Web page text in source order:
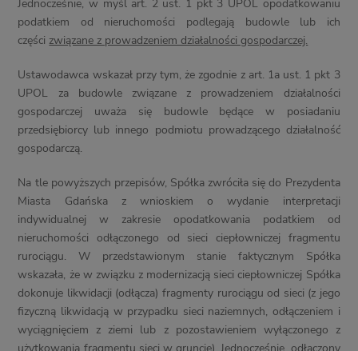
Jednocześnie, w myśl art. 2 ust. 1 pkt 3 UPOL opodatkowaniu
podatkiem od nieruchomości podlegają budowle lub ich
części związane z prowadzeniem działalności gospodarczej.
Ustawodawca wskazał przy tym, że zgodnie z art. 1a ust. 1 pkt 3
UPOL za budowle związane z prowadzeniem działalności
gospodarczej uważa się budowle będące w posiadaniu
przedsiębiorcy lub innego podmiotu prowadzącego działalność
gospodarczą.
Na tle powyższych przepisów, Spółka zwróciła się do Prezydenta
Miasta Gdańska z wnioskiem o wydanie interpretacji
indywidualnej w zakresie opodatkowania podatkiem od
nieruchomości odłączonego od sieci ciepłowniczej fragmentu
rurociągu. W przedstawionym stanie faktycznym Spółka
wskazała, że w związku z modernizacją sieci ciepłowniczej Spółka
dokonuje likwidacji (odłącza) fragmenty rurociągu od sieci (z jego
fizyczną likwidacją w przypadku sieci naziemnych, odłączeniem i
wyciągnięciem z ziemi lub z pozostawieniem wyłączonego z